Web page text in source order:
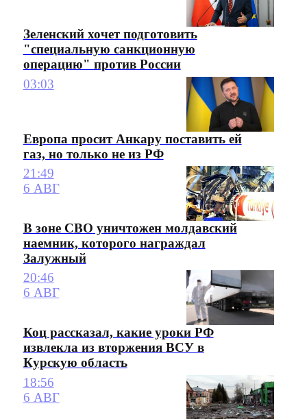
Зеленский хочет подготовить
"специальную санкционную
операцию" против России
03:03
Европа просит Анкару поставить ей
газ, но только не из РФ
21:49
6 АВГ
В зоне СВО уничтожен молдавский
наемник, которого награждал
Залужный
20:46
6 АВГ
Коц рассказал, какие уроки РФ
извлекла из вторжения ВСУ в
Курскую область
18:56
6 АВГ